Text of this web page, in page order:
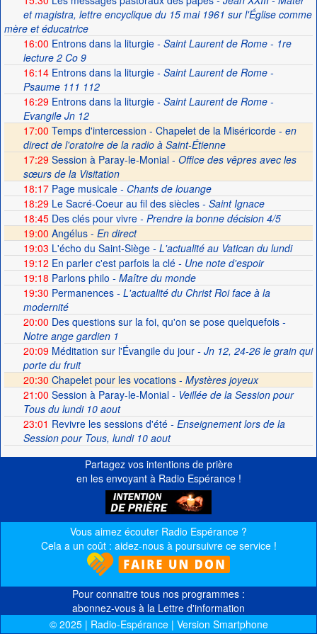
et magistra, lettre encyclique du 15 mai 1961 sur l'Église comme
mère et éducatrice
16:00 Entrons dans la liturgie- Saint Laurent de Rome - 1re
lecture 2 Co 9
16:14Entrons dans la liturgie- Saint Laurent de Rome -
Psaume 111 112
16:29Entrons dans la liturgie- Saint Laurent de Rome -
Evangile Jn 12
17:00 Temps d'intercession - Chapelet de la Miséricorde - en
direct de l'oratoire de la radio à Saint-Étienne
17:29 Session à Paray-le-Monial - Office des vêpres avec les
sœurs de la Visitation
18:17Page musicale- Chants de louange
18:29Le Sacré-Coeur au fil des siècles- Saint Ignace
18:45Des clés pour vivre- Prendre la bonne décision 4/5
19:00 Angélus - En direct
19:03 L'écho du Saint-Siège- L'actualité au Vatican du lundi
19:12 En parler c'est parfois la clé- Une note d'espoir
19:18 Parlons philo - Maître du monde
19:30 Permanences- L'actualité du Christ Roi face à la
modernité
20:00 Des questions sur la foi, qu'on se pose quelquefois-
Notre ange gardien 1
20:09Méditation sur l'Évangile du jour- Jn 12, 24-26 le grain qui
porte du fruit
20:30 Chapelet pour les vocations - Mystères joyeux
21:00 Session à Paray-le-Monial- Veillée de la Session pour
Tous du lundi 10 aout
23:01 Revivre les sessions d'été- Enseignement lors de la
Session pour Tous, lundi 10 aout
Partagez vos intentions de prière
en les envoyant à Radio Espérance !
Vous aimez écouter Radio Espérance ?
Cela a un coût : aidez-nous à poursuivre ce service !
Pour connaitre tous nos programmes :
abonnez-vous à la Lettre d'information
© 2025 | Radio-Espérance | Version Smartphone